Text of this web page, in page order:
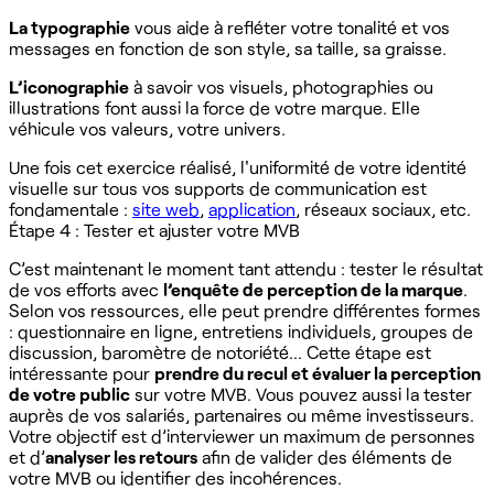
La typographie vous aide à refléter votre tonalité et vos
messages en fonction de son style, sa taille, sa graisse.
L’iconographie à savoir vos visuels, photographies ou
illustrations font aussi la force de votre marque. Elle
véhicule vos valeurs, votre univers.
Une fois cet exercice réalisé, l'uniformité de votre identité
visuelle sur tous vos supports de communication est
fondamentale : site web, application, réseaux sociaux, etc.
Étape 4 : Tester et ajuster votre MVB
C’est maintenant le moment tant attendu : tester le résultat
de vos efforts avec l’enquête de perception de la marque.
Selon vos ressources, elle peut prendre différentes formes
: questionnaire en ligne, entretiens individuels, groupes de
discussion, baromètre de notoriété… Cette étape est
intéressante pour prendre du recul et évaluer la perception
de votre public sur votre MVB. Vous pouvez aussi la tester
auprès de vos salariés, partenaires ou même investisseurs.
Votre objectif est d’interviewer un maximum de personnes
et d’analyser les retours afin de valider des éléments de
votre MVB ou identifier des incohérences.